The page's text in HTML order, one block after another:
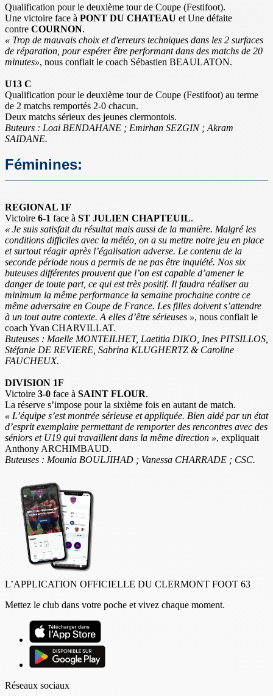
Qualification pour le deuxième tour de Coupe (Festifoot).
Une victoire face à PONT DU CHATEAU et Une défaite
contre COURNON.
« Trop de mauvais choix et d'erreurs techniques dans les 2 surfaces
de réparation, pour espérer être performant dans des matchs de 20
minutes», nous confiait le coach Sébastien BEAULATON.
U13 C
Qualification pour le deuxième tour de Coupe (Festifoot) au terme
de 2 matchs remportés 2-0 chacun.
Deux matchs sérieux des jeunes clermontois.
Buteurs : Loai BENDAHANE ; Emirhan SEZGIN ; Akram
SAIDANE.
Féminines:
REGIONAL 1F
Victoire 6-1 face à ST JULIEN CHAPTEUIL.
« Je suis satisfait du résultat mais aussi de la manière. Malgré les
conditions difficiles avec la météo, on a su mettre notre jeu en place
et surtout réagir après l’égalisation adverse. Le contenu de la
seconde période nous a permis de ne pas être inquiété. Nos six
buteuses différentes prouvent que l’on est capable d’amener le
danger de toute part, ce qui est très positif. Il faudra réaliser au
minimum la même performance la semaine prochaine contre ce
même adversaire en Coupe de France. Les filles doivent s’attendre
à un tout autre contexte. A elles d’être sérieuses », nous confiait le
coach Yvan CHARVILLAT.
Buteuses : Maelle MONTEILHET, Laetitia DIKO, Ines PITSILLOS,
Stéfanie DE REVIERE, Sabrina KLUGHERTZ & Caroline
FAUCHEUX.
DIVISION 1F
Victoire 3-0 face à SAINT FLOUR.
La réserve s’impose pour la sixième fois en autant de match.
« L’équipe s’est montrée sérieuse et appliquée. Bien aidé par un état
d’esprit exemplaire permettant de remporter des rencontres avec des
séniors et U19 qui travaillent dans la même direction », expliquait
Anthony ARCHIMBAUD.
Buteuses : Mounia BOULJIHAD ; Vanessa CHARRADE ; CSC.
L’APPLICATION OFFICIELLE DU CLERMONT FOOT 63
Mettez le club dans votre poche et vivez chaque moment.
Réseaux sociaux